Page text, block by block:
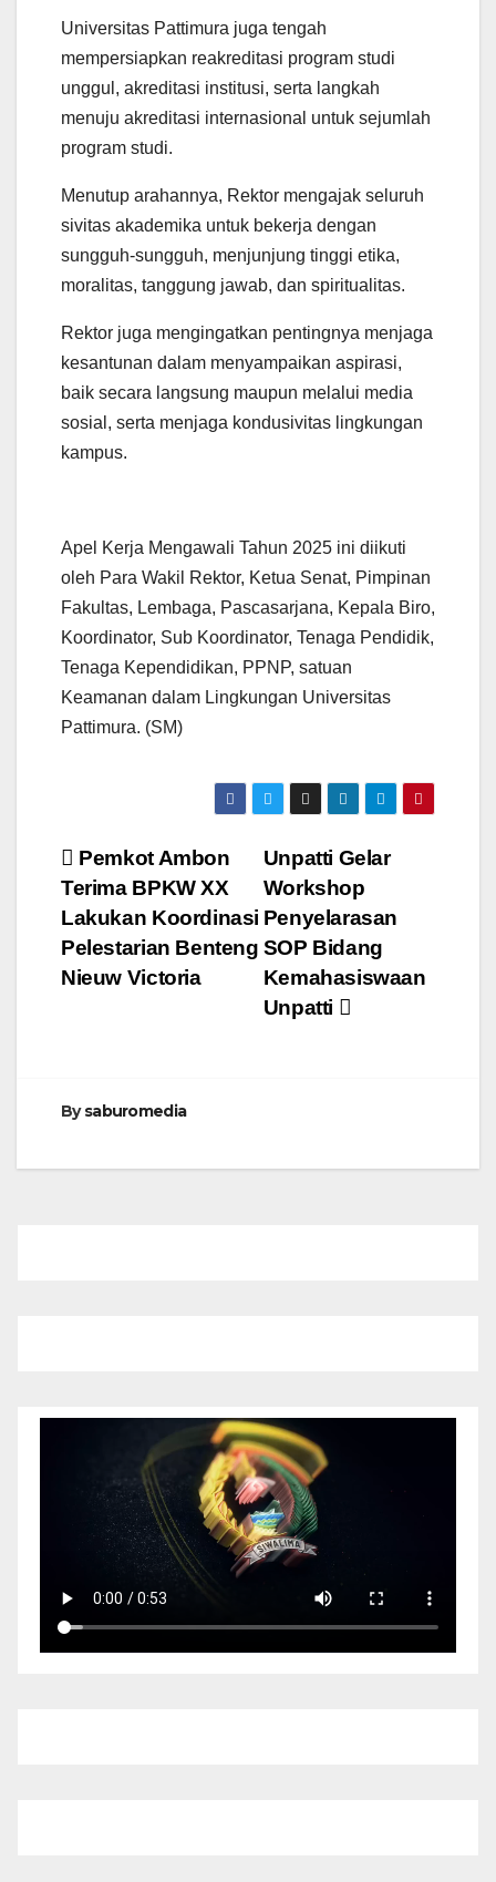
Universitas Pattimura juga tengah
mempersiapkan reakreditasi program studi
unggul, akreditasi institusi, serta langkah
menuju akreditasi internasional untuk sejumlah
program studi.
Menutup arahannya, Rektor mengajak seluruh
sivitas akademika untuk bekerja dengan
sungguh-sungguh, menjunjung tinggi etika,
moralitas, tanggung jawab, dan spiritualitas.
Rektor juga mengingatkan pentingnya menjaga
kesantunan dalam menyampaikan aspirasi,
baik secara langsung maupun melalui media
sosial, serta menjaga kondusivitas lingkungan
kampus.
Apel Kerja Mengawali Tahun 2025 ini diikuti
oleh Para Wakil Rektor, Ketua Senat, Pimpinan
Fakultas, Lembaga, Pascasarjana, Kepala Biro,
Koordinator, Sub Koordinator, Tenaga Pendidik,
Tenaga Kependidikan, PPNP, satuan
Keamanan dalam Lingkungan Universitas
Pattimura. (SM)
Navigasi
pos
Unpatti Gelar
Workshop
Penyelarasan
SOP Bidang
Kemahasiswaan
Unpatti
Pemkot Ambon
Terima BPKW XX
Lakukan Koordinasi
Pelestarian Benteng
Nieuw Victoria
Bysaburomedia